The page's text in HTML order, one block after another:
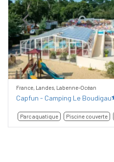
Previous
France, Landes, Labenne-Océan
Capfun - Camping Le Boudigau
Parc aquatique Piscine couverte